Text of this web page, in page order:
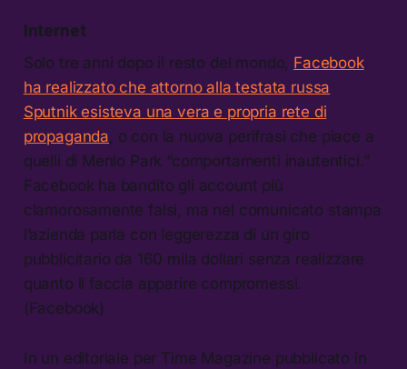
Internet
Solo tre anni dopo il resto del mondo, Facebook
ha realizzato che attorno alla testata russa
Sputnik esisteva una vera e propria rete di
propaganda , o con la nuova perifrasi che piace a
quelli di Menlo Park “comportamenti inautentici.”
Facebook ha bandito gli account più
clamorosamente falsi, ma nel comunicato stampa
l’azienda parla con leggerezza di un giro
pubblicitario da 160 mila dollari senza realizzare
quanto li faccia apparire compromessi.
(Facebook)
In un editoriale per Time Magazine pubblicato in